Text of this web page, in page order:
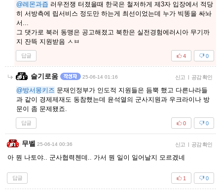
@레몬과즙 러우전쟁 터졌을때 한국은 철저하게 제3자 입장에서 적당
히 서방측에 립서비스 정도만 하는게 최선이었는데 누가 빅똥을 싸놔
서...
그 댓가로 북러 동맹은 공고해졌고 북한은 실전경험에러시아 무기까
지 잔뜩 지원받음 ㅅㅂ
답글 0
4
슬기로움 25-06-14 01:16 신고 공감 확인
@방서몽키즈 문재인정부가 인도적 지원들은 듬뿍 했고 다른나라들
과 같이 경제제재도 동참했는데 윤석열의 군사지원과 우크라이나 방
문이 좀 문제됐죠.
답글 0
0
무벨 25-06-14 00:36 신고 공감 확인
아 뭔 나토야.. 군사협력첸데.. 가서 뭔 일이 일어날지 모르겠네
답글 0
1